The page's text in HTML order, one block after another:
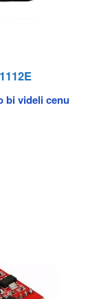
bi videli cenu